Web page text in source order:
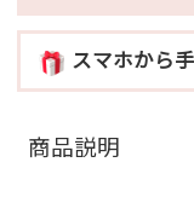
スマホから
商品説明